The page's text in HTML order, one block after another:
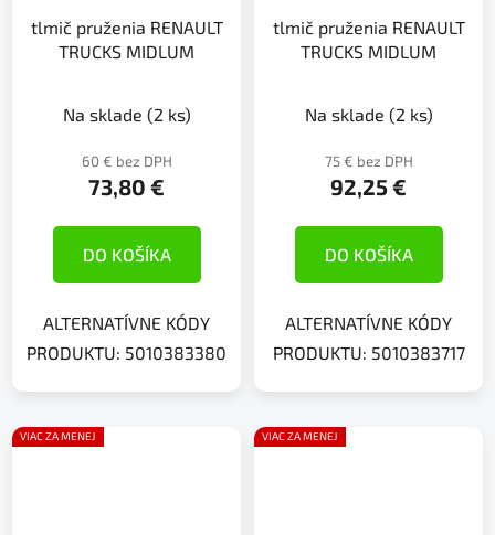
tlmič pruženia RENAULT
TRUCKS MIDLUM
Na sklade (2 ks)
60 € bez DPH
73,80 €
DO KOŠÍKA
ALTERNATÍVNE KÓDY
PRODUKTU: 5010383380
tlmič pruženia RENAULT
TRUCKS MIDLUM
Na sklade (2 ks)
75 € bez DPH
92,25 €
DO KOŠÍKA
ALTERNATÍVNE KÓDY
PRODUKTU: 5010383717
VIAC ZA MENEJ VIAC ZA MENEJ